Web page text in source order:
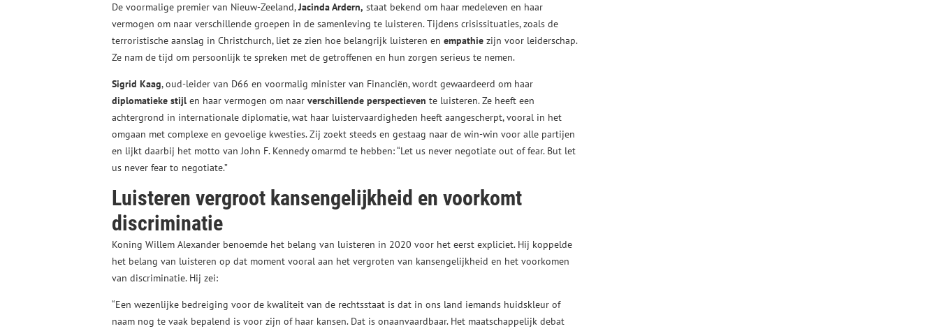
De voormalige premier van Nieuw-Zeeland,Jacinda Ardern, staat bekend om haar medeleven en haar
vermogen om naar verschillende groepen in de samenleving te luisteren. Tijdens crisissituaties, zoals de
terroristische aanslag in Christchurch, liet ze zien hoe belangrijk luisteren en empathie zijn voor leiderschap.
Ze nam de tijd om persoonlijk te spreken met de getroffenen en hun zorgen serieus te nemen.
Sigrid Kaag, oud-leider van D66 en voormalig minister van Financiën, wordt gewaardeerd om haar
diplomatieke stijl en haar vermogen om naar verschillende perspectieven te luisteren. Ze heeft een
achtergrond in internationale diplomatie, wat haar luistervaardigheden heeft aangescherpt, vooral in het
omgaan met complexe en gevoelige kwesties. Zij zoekt steeds en gestaag naar de win-win voor alle partijen
en lijkt daarbij het motto van John F. Kennedy omarmd te hebben: “Let us never negotiate out of fear. But let
us never fear to negotiate.”
Luisteren vergroot kansengelijkheid en voorkomt
discriminatie
Koning Willem Alexander benoemde het belang van luisteren in 2020 voor het eerst expliciet. Hij koppelde
het belang van luisteren op dat moment vooral aan het vergroten van kansengelijkheid en het voorkomen
van discriminatie. Hij zei:
“Een wezenlijke bedreiging voor de kwaliteit van de rechtsstaat is dat in ons land iemands huidskleur of
naam nog te vaak bepalend is voor zijn of haar kansen. Dat is onaanvaardbaar. Het maatschappelijk debat